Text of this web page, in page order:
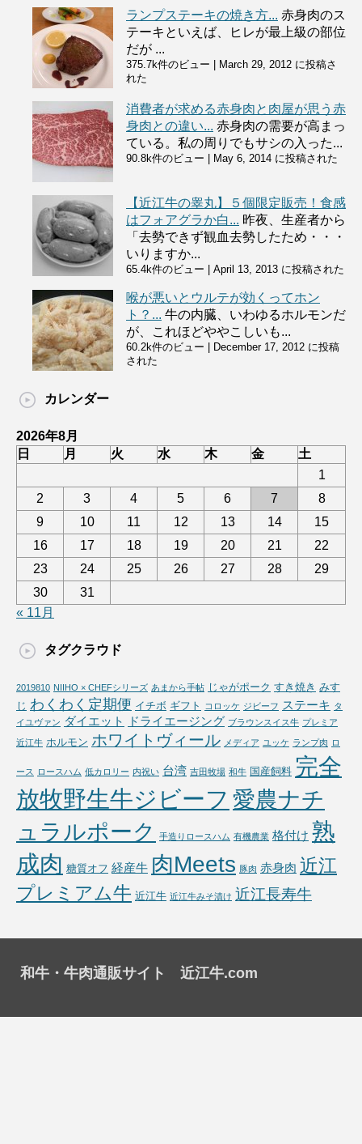
ランプステーキの焼き方... 赤身肉のス
テーキといえば、ヒレが最上級の部位
だが ...
375.7k件のビュー
March 29, 2012 に投稿さ
れた
消費者が求める赤身肉と肉屋が思う赤
身肉との違い... 赤身肉の需要が高まっ
ている。私の周りでもサシの入った...
90.8k件のビュー May 6, 2014 に投稿された
【近江牛の睾丸】５個限定販売！食感
はフォアグラか白... 昨夜、生産者から
「去勢できず観血去勢したため・・・
いりますか...
65.4k件のビュー April 13, 2013 に投稿された
喉が悪いとウルテが効くってホン
ト？... 牛の内臓、いわゆるホルモンだ
が、これほどややこしいも...
60.2k件のビュー
December 17, 2012 に投稿
された
カレンダー
2026年8月
日
月 火 水 木 金
土
1
2
3 4 5 6 7
8
9
10 11 12 13 14
15
16
17 18 19 20 21
22
23
24 25 26 27 28
29
30
31
« 11月
タグクラウド
2019810 NIIHO × CHEFシリーズ あまから手帖 じゃがポーク すき焼き みす
じ わくわく定期便 イチボ ギフト コロッケ ジビーフ ステーキ タ
イユヴァン ダイエット ドライエージング ブラウンスイス牛 プレミア
近江牛 ホルモン ホワイトヴィール メディア ユッケ ランプ肉 ロ
ース ロースハム 低カロリー 内祝い 台湾 吉田牧場 和牛 国産飼料 完全
放牧野生牛ジビーフ 愛農ナチ
ュラルポーク
手造りロースハム 有機農業 格付け 熟
成肉 糖質オフ 経産牛 肉Meets 豚肉 赤身肉 近江
プレミアム牛 近江牛 近江牛みそ漬け 近江長寿牛
和牛・牛肉通販サイト 近江牛.com